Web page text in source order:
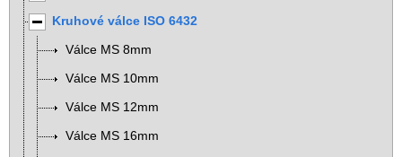
Kruhové válce ISO 6432
Válce MS 8mm
Válce MS 10mm
Válce MS 12mm
Válce MS 16mm